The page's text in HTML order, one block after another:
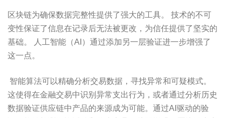
区块链为确保数据完整性提供了强大的工具。 技术的不可
变性保证了信息在记录后无法被更改，为信任提供了坚实的
基础。 人工智能（AI）通过添加另一层验证进一步增强了
这一点。
智能算法可以精确分析交易数据，寻找异常和可疑模式。
这使得在金融交易中识别异常支出行为，或者通过分析历史
数据验证供应链中产品的来源成为可能。通过AI驱动的验